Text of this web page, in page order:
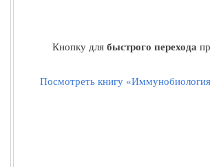
Кнопку для быстрого перехода
Посмотреть книгу